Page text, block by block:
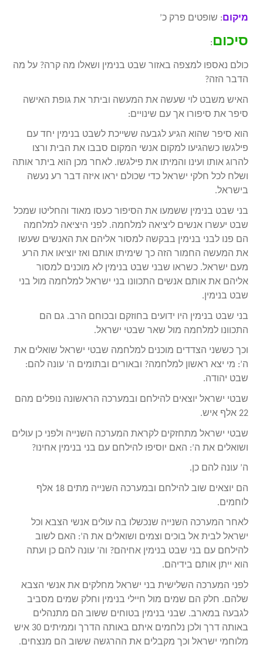
מיקום: שופטים פרק כ’
סיכום:
כולם נאספו למצפה באזור שבט בנימין ושאלו מה קרה? על מה
הדבר הזה?
האיש משבט לוי שעשה את המעשה וביתר את גופת האישה
סיפר את סיפורו אך עם שינויים:
הוא סיפר שהוא הגיע לגבעה ששייכת לשבט בנימין יחד עם
פילגשו כשהגיעו למקום אנשי המקום סבבו את הבית ורצו
להרוג אותו ועינו והמיתו את פילגשו. לאחר מכן הוא ביתר אותה
ושלח לכל חלקי ישראל כדי שכולם יראו איזה דבר רע נעשה
בישראל.
בני שבט בנימין ששמעו את הסיפור כעסו מאוד והחליטו שמכל
שבט יעשרו אנשים ליציאה למלחמה. לפני היציאה למלחמה
הם פנו לבני בנימין בבקשה למסור אליהם את האנשים שעשו
את המעשה החמור הזה כך שימיתו אותם ואז יוציאו את הרע
מעם ישראל. כשראו שבני שבט בנימין לא מוכנים למסור
אליהם את אותם אנשים התכוונו בני ישראל למלחמה מול בני
שבט בנימין.
בני שבט בנימין היו ידועים בחוזקם ובכוחם הרב. גם הם
התכוונו למלחמה מול שאר שבטי ישראל.
וכך כששני הצדדים מוכנים למלחמה שבטי ישראל שואלים את
ה’: מי יצא ראשון למלחמה? ובאורים ובתומים ה’ עונה להם:
שבט יהודה.
שבטי ישראל יוצאים להילחם ובמערכה הראשונה נופלים מהם
22 אלף איש.
שבטי ישראל מתחזקים לקראת המערכה השנייה ולפני כן עולים
ושואלים את ה’: האם יוסיפו להילחם עם בני בנימין אחינו?
ה’ עונה להם כן.
הם יוצאים שוב להילחם ובמערכה השנייה מתים 18 אלף
לוחמים.
לאחר המערכה השנייה שנכשלו בה עולים אנשי הצבא וכל
ישראל לבית אל בוכים וצמים ושואלים את ה’: האם לשוב
להילחם עם בני שבט בנימין אחיהם? וה’ עונה להם כן ועתה
הוא ייתן אותם בידיהם.
לפני המערכה השלישית בני ישראל מחלקים את אנשי הצבא
שלהם. חלק הם שמים מול חיילי בנימין וחלק שמים מסביב
לגבעה במארב. שבני בנימין בטוחים ששוב הם מתנהלים
באותה דרך ולכן נלחמים איתם באותה הדרך וממיתים 30 איש
מלוחמי ישראל וכך מקבלים את ההרגשה ששוב הם מנצחים.